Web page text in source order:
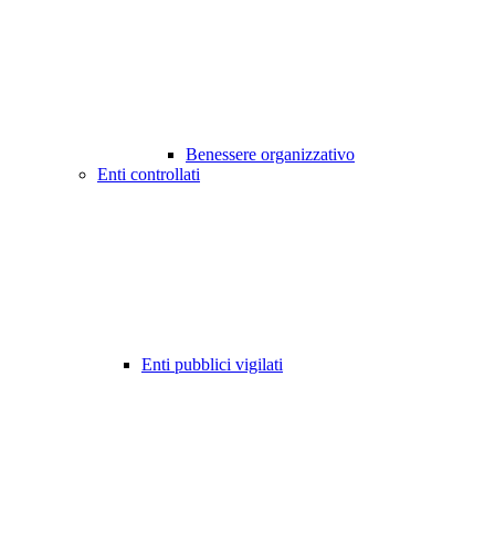
Benessere organizzativo
Enti controllati
Enti pubblici vigilati